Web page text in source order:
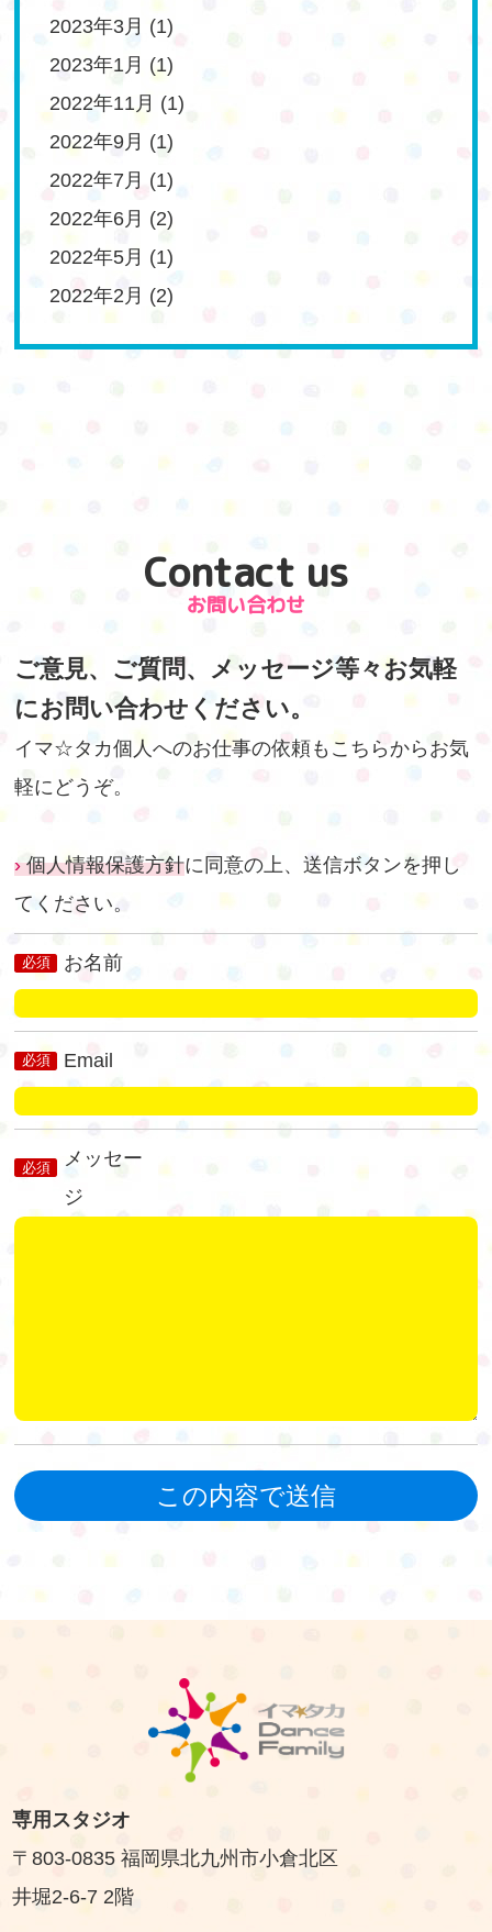
2023年3月 (1)
2023年1月 (1)
2022年11月 (1)
2022年9月 (1)
2022年7月 (1)
2022年6月 (2)
2022年5月 (1)
2022年2月 (2)
Contact us
お問い合わせ
ご意見、ご質問、メッセージ等々お気軽
にお問い合わせください。
イマ☆タカ個人へのお仕事の依頼もこちらからお気
軽にどうぞ。
個人情報保護方針に同意の上、送信ボタンを押し
てください。
お名前
必須
Email
必須
メッセー
ジ
必須
専用スタジオ
〒803-0835 福岡県北九州市小倉北区
井堀2-6-7 2階